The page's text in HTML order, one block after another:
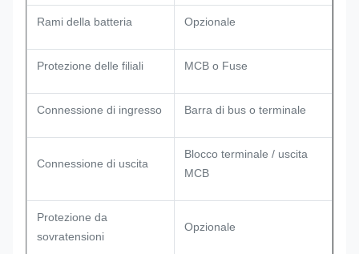
Rami della batteria Opzionale
Protezione delle filiali MCB o Fuse
Connessione di ingresso Barra di bus o terminale
Connessione di uscita
Blocco terminale / uscita
MCB
Protezione da
sovratensioni
Opzionale